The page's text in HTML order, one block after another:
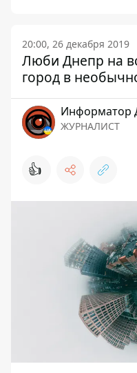
20:00, 26 декабря 2019
Люби Днепр на
город в
Информатор
ЖУРНАЛИСТ
👍